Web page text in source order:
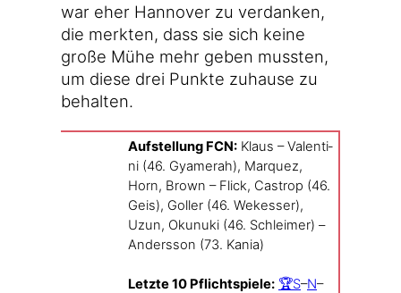
war eher Han­no­ver zu ver­dan­ken,
die merk­ten, dass sie sich kei­ne
gro­ße Mühe mehr geben muss­ten,
um die­se drei Punk­te zuhau­se zu
behalten.
Auf­stel­lung FCN: Klaus – Valen­ti­
ni (46. Gya­me­rah), Mar­quez,
Horn, Brown – Flick, Cas­trop (46.
Geis), Gol­ler (46. Wekes­ser),
Uzun, Okunu­ki (46. Schlei­mer) –
Anders­son (73. Kania)
Letz­te 10 Pflicht­spie­le: 🏆S–N–